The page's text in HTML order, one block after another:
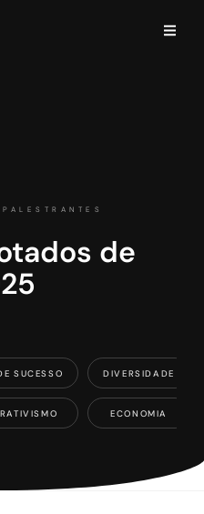
de
SUCESSO DIVERSIDADE
ECONOMIA